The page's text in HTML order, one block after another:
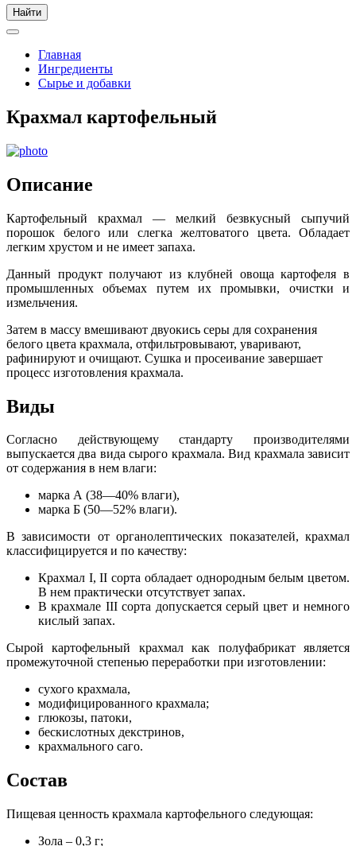
Главная
Ингредиенты
Сырье и добавки
Крахмал картофельный
Описание
Картофельный крахмал — мелкий безвкусный сыпучий
порошок белого или слегка желтоватого цвета. Обладает
легким хрустом и не имеет запаха.
Данный продукт получают из клубней овоща картофеля в
промышленных объемах путем их промывки, очистки и
измельчения.
Затем в массу вмешивают двуокись серы для сохранения
белого цвета крахмала, отфильтровывают, уваривают,
рафинируют и очищают. Сушка и просеивание завершает
процесс изготовления крахмала.
Виды
Согласно действующему стандарту производителями
выпускается два вида сырого крахмала. Вид крахмала зависит
от содержания в нем влаги:
марка А (38—40% влаги),
марка Б (50—52% влаги).
В зависимости от органолептических показателей, крахмал
классифицируется и по качеству:
Крахмал I, II сорта обладает однородным белым цветом.
В нем практически отсутствует запах.
В крахмале III сорта допускается серый цвет и немного
кислый запах.
Сырой картофельный крахмал как полуфабрикат является
промежуточной степенью переработки при изготовлении:
сухого крахмала,
модифицированного крахмала;
глюкозы, патоки,
бескислотных декстринов,
крахмального саго.
Состав
Пищевая ценность крахмала картофельного следующая:
Зола – 0,3 г;